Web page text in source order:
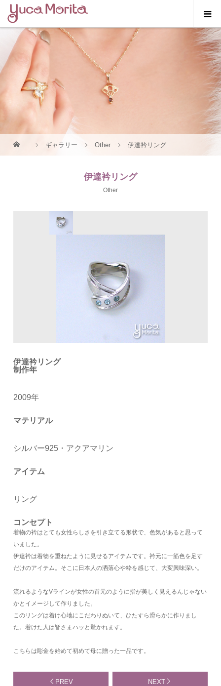
ギャラリー Other 伊達衿リング
伊達衿リング
Other
伊達衿リング
制作年
2009年
マテリアル
シルバー925・アクアマリン
アイテム
リング
コンセプト
着物の衿はとても女性らしさを引き立てる形状で、色気があると思って
いました。
伊達衿は着物を重ねたように見せるアイテムです。衿元に一筋色を足す
だけのアイテム。そこに日本人の洒落心や粋を感じて、大変興味深い。
流れるようなVラインが女性の首元のように指が美しく見えるんじゃない
かとイメージして作りました。
このリングは着け心地にこだわりぬいて、ひたすら滑らかに作りまし
た。着けた人は皆さまハッと驚かれます。
こちらは彫金を始めて初めて母に贈った一品です。
PREV NEXT